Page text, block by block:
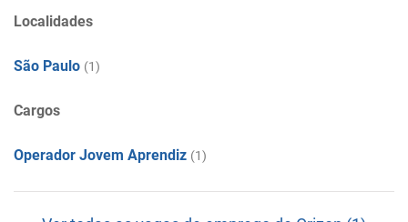
Localidades
São Paulo (1)
Cargos
Operador Jovem Aprendiz (1)